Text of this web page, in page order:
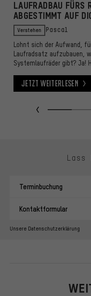
LAUFRADBAU FÜRS
ABGESTIMMT AUF
Verstehen Pascal
Lohnt sich der Aufwand,
Laufradsatz aufzubauen,
Systemlaufräder gibt? Ja!
Jetzt weiterlesen
Lass
Terminbuchung
Kontaktformular
Unsere Datenschutzerklärung